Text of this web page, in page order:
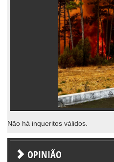
Não há inqueritos válidos.
OPINIÃO